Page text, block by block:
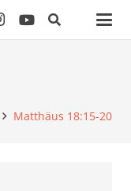
Matthäus 18:15-20